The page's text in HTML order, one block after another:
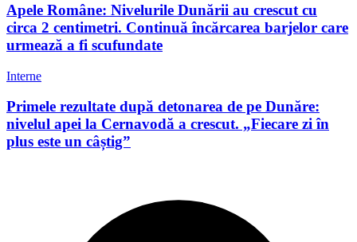
Apele Române: Nivelurile Dunării au crescut cu
circa 2 centimetri. Continuă încărcarea barjelor care
urmează a fi scufundate
Interne
Primele rezultate după detonarea de pe Dunăre:
nivelul apei la Cernavodă a crescut. „Fiecare zi în
plus este un câștig”